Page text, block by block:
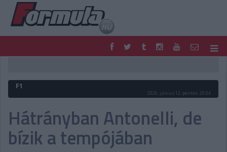
FORMULA
MOTOR
PODCAST
SHOP
LIVE
TIPPJÁTÉK
DIGITÁLIS MAGAZIN
PONTÁLLÁSOK
F1
2026. június 12. péntek, 20:04
Hátrányban Antonelli, de
bízik a tempójában